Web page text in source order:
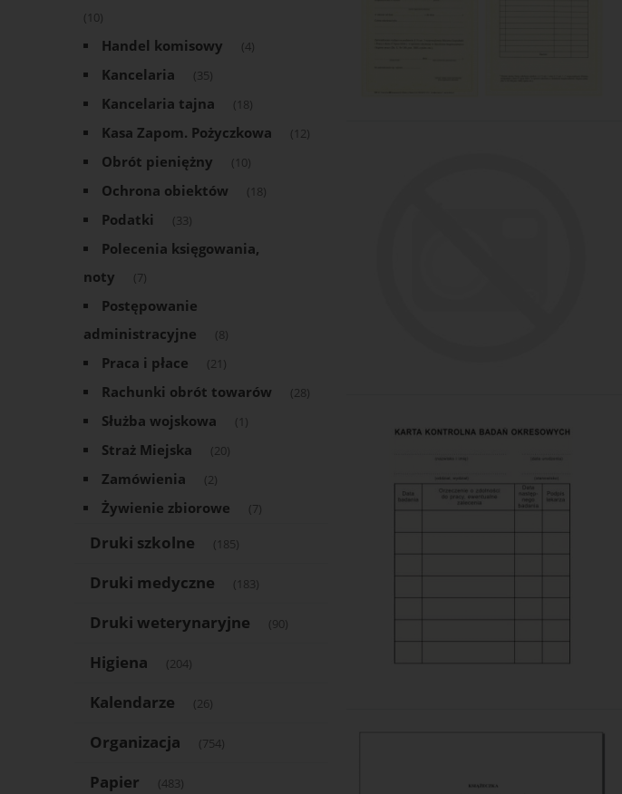
(10)
Handel komisowy (4)
Kancelaria (35)
Kancelaria tajna (18)
Kasa Zapom. Pożyczkowa (12)
Obrót pieniężny (10)
Ochrona obiektów (18)
Podatki (33)
Polecenia księgowania,
noty
(7)
Postępowanie
administracyjne
(8)
Praca i płace (21)
Rachunki obrót towarów (28)
Służba wojskowa (1)
Straż Miejska (20)
Zamówienia (2)
Żywienie zbiorowe (7)
Druki szkolne (185)
Druki medyczne (183)
Druki weterynaryjne (90)
Higiena (204)
Kalendarze (26)
Organizacja (754)
Papier (483)